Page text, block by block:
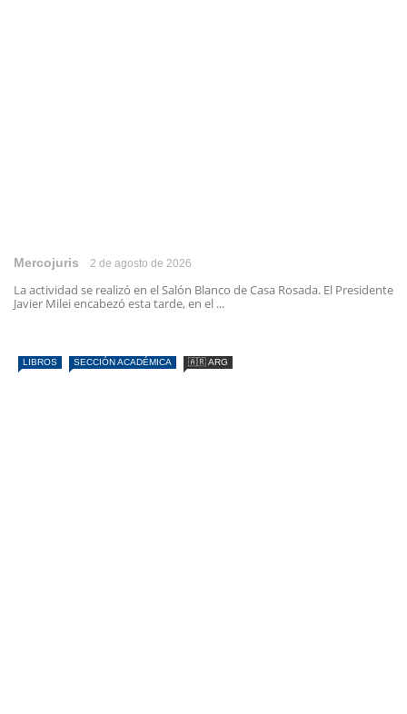
Mercojuris 2 de agosto de 2026
La actividad se realizó en el Salón Blanco de Casa Rosada. El Presidente
Javier Milei encabezó esta tarde, en el ...
LIBROS SECCIÓN ACADÉMICA 🇦🇷 ARG